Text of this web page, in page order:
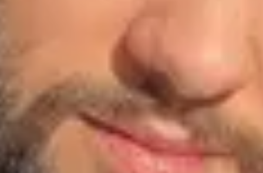
J’ai découvert l’étalonnage numérique lors de mes études de Cinéma à
City. Autodidacte. J’ai appris à utiliser une caméra dans mon coin, j’ai
donc vite été face au besoin d’étalonner mes propres films, leur donner
une direction qui servait la narration. Pour moi l'étalonnage prend tout
son sens quand il doit servir la narration, continuer le travail du
réalisateur et du chef opérateur via des intentions colorimétriques.
Accentuer des émotions grâce au travail de l’image, mais aussi plus
simplement corriger des défauts du tournage. L’étalonnage est un
travail d’orfèvrerie, de subtils réglages peuvent transformer une image
et faire changer l’émotion d’un spectateur. Ce sont tous ces ajustements
mis bout à bout qui donnent de la puissance à une œuvre filmique.